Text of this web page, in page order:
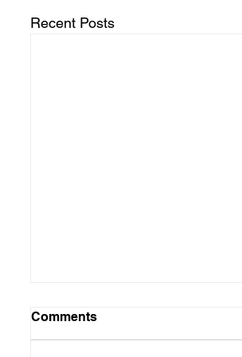
Recent Posts
Ena Murray deur die oë van
ander
Comments